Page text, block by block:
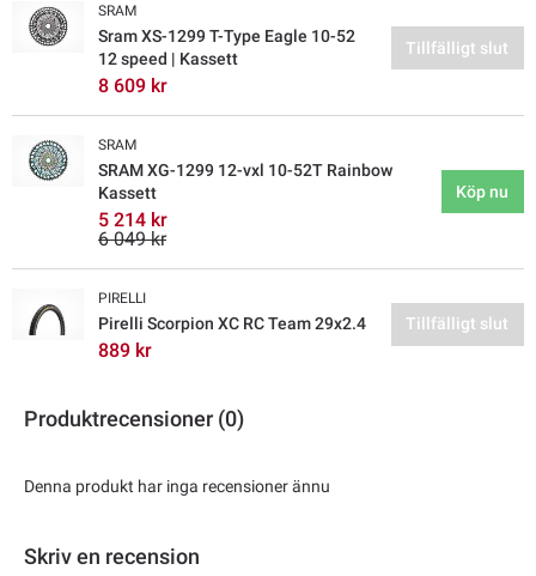
SRAM
Sram XS-1299 T-Type Eagle 10-52
12 speed | Kassett
8 609 kr
Tillfälligt slut
SRAM
SRAM XG-1299 12-vxl 10-52T Rainbow
Kassett
5 214 kr
6 049 kr
Köp nu
PIRELLI
Pirelli Scorpion XC RC Team 29x2.4
889 kr
Tillfälligt slut
Produktrecensioner (0)
Denna produkt har inga recensioner ännu
Skriv en recension